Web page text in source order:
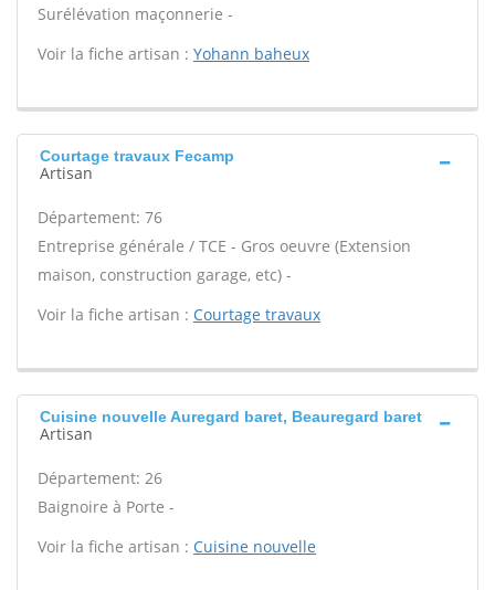
Surélévation maçonnerie -
Voir la fiche artisan : Yohann baheux
Courtage travaux Fecamp
Artisan
Département: 76
Entreprise générale / TCE - Gros oeuvre (Extension
maison, construction garage, etc) -
Voir la fiche artisan : Courtage travaux
Cuisine nouvelle Auregard baret, Beauregard baret
Artisan
Département: 26
Baignoire à Porte -
Voir la fiche artisan : Cuisine nouvelle